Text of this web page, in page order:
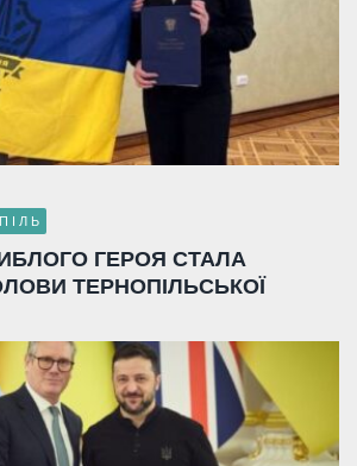
ГЕРОЯ СТАЛА
ТЕРНОПІЛЬСЬКОЇ